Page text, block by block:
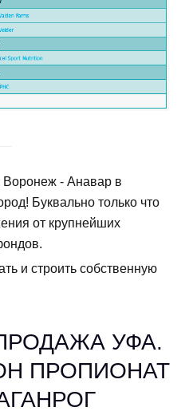
Воронеж - Анавар в
Буквально только что
от крупнейших
и строить собственную
ПРОДАЖА УФА.
ПРОПИОНАТ